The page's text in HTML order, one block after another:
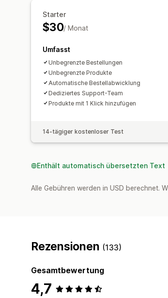
Starter
$30/ Monat
Umfasst
Unbegrenzte Bestellungen
Unbegrenzte Produkte
Automatische Bestellabwicklung
Dediziertes Support-Team
Produkte mit 1 Klick hinzufügen
14-tägiger kostenloser Test
Enthält automatisch übersetzten Text
Alle Gebühren werden in USD berechnet.
Rezensionen (133)
Gesamtbewertung
4,7